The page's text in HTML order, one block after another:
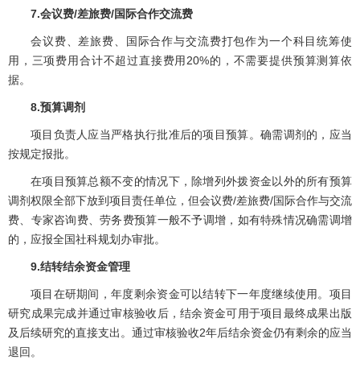
7.会议费/差旅费/国际合作交流费
会议费、差旅费、国际合作与交流费打包作为一个科目统筹使
用，三项费用合计不超过直接费用20%的，不需要提供预算测算依
据。
8.预算调剂
项目负责人应当严格执行批准后的项目预算。确需调剂的，应当
按规定报批。
在项目预算总额不变的情况下，除增列外拨资金以外的所有预算
调剂权限全部下放到项目责任单位，但会议费/差旅费/国际合作与交流
费、专家咨询费、劳务费预算一般不予调增，如有特殊情况确需调增
的，应报全国社科规划办审批。
9.结转结余资金管理
项目在研期间，年度剩余资金可以结转下一年度继续使用。项目
研究成果完成并通过审核验收后，结余资金可用于项目最终成果出版
及后续研究的直接支出。通过审核验收2年后结余资金仍有剩余的应当
退回。